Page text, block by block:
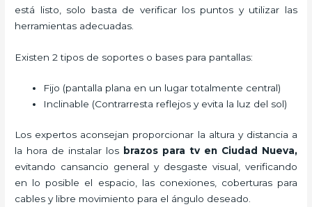
está listo, solo basta de verificar los puntos y utilizar las
herramientas adecuadas.
Existen 2 tipos de soportes o bases para pantallas:
Fijo (pantalla plana en un lugar totalmente central)
Inclinable (Contrarresta reflejos y evita la luz del sol)
Los expertos aconsejan proporcionar la altura y distancia a
la hora de instalar los brazos para tv en Ciudad Nueva,
evitando cansancio general y desgaste visual, verificando
en lo posible el espacio, las conexiones, coberturas para
cables y libre movimiento para el ángulo deseado.